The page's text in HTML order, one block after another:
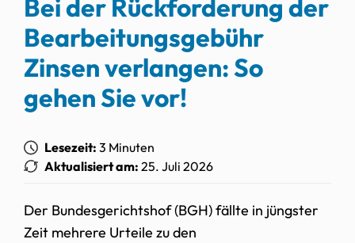
Bei der Rückforderung der
Bearbeitungsgebühr
Zinsen verlangen: So
gehen Sie vor!
Lesezeit: 3 Minuten
Aktualisiert am: 25. Juli 2026
Der Bundesgerichtshof (BGH) fällte in jüngster
Zeit mehrere Urteile zu den